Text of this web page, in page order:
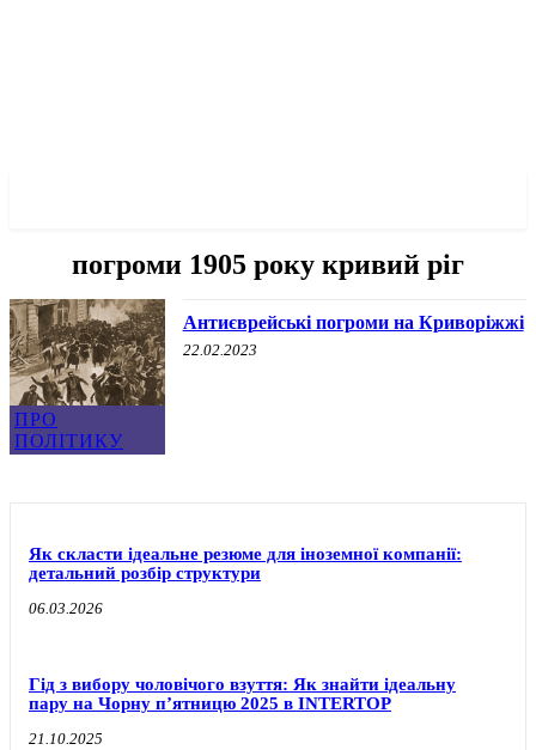
погроми 1905 року кривий ріг
ПРО
ПОЛІТИКУ
Антиєврейські погроми на Криворіжжі
22.02.2023
Як скласти ідеальне резюме для іноземної компанії:
детальний розбір структури
06.03.2026
Гід з вибору чоловічого взуття: Як знайти ідеальну
пару на Чорну п’ятницю 2025 в INTERTOP
21.10.2025